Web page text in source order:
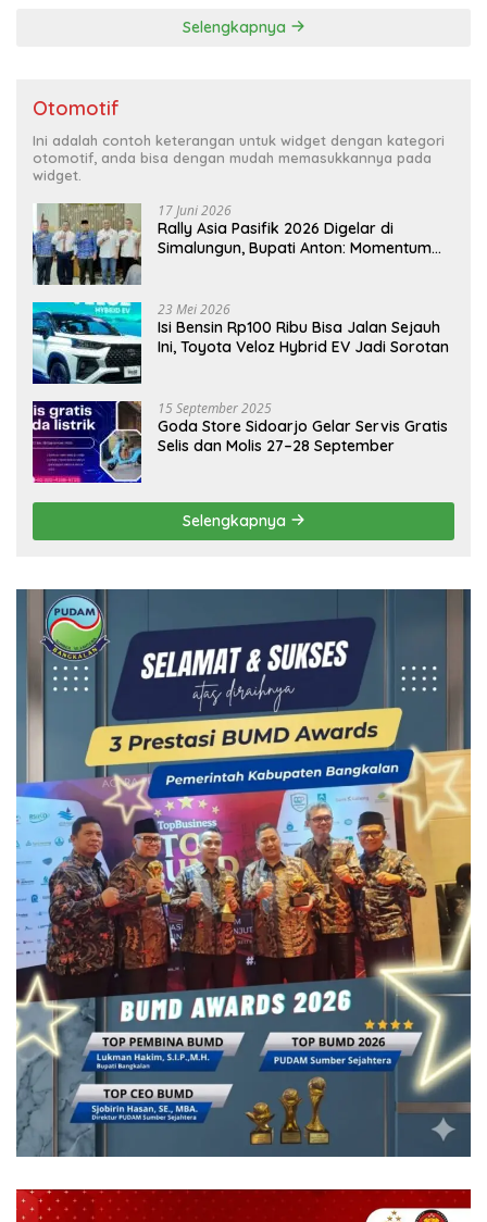
Selengkapnya
Otomotif
Ini adalah contoh keterangan untuk widget dengan kategori
otomotif, anda bisa dengan mudah memasukkannya pada
widget.
17 Juni 2026
Rally Asia Pasifik 2026 Digelar di
Simalungun, Bupati Anton: Momentum
23 Mei 2026
Isi Bensin Rp100 Ribu Bisa Jalan Sejauh
Ini, Toyota Veloz Hybrid EV Jadi Sorotan
15 September 2025
Goda Store Sidoarjo Gelar Servis Gratis
Selis dan Molis 27–28 September
Selengkapnya